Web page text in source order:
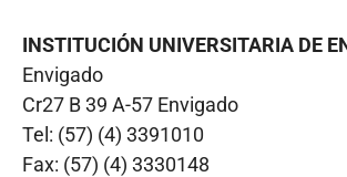
INSTITUCIÓN UNIVERSITARIA DE
Envigado
Cr27 B 39 A-57 Envigado
Tel: (57) (4) 3391010
Fax: (57) (4) 3330148